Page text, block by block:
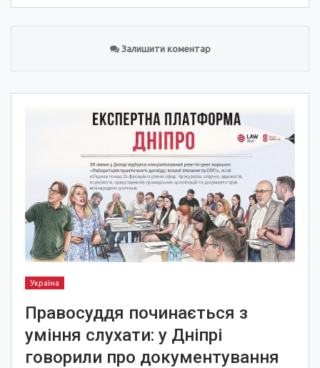
Залишити коментар
Україна
Правосуддя починається з
уміння слухати: у Дніпрі
говорили про документування